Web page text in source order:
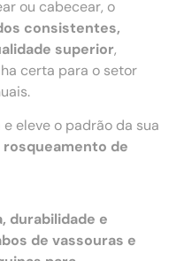
ou cabecear, o
consistentes,
superior,
certa para o setor
eleve o padrão da sua
rosqueamento de
durabilidade e
de vassouras e